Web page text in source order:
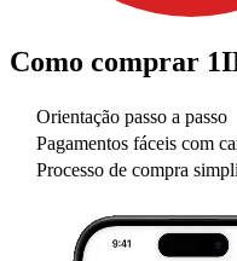
Como comprar
Orientação passo a passo
Pagamentos fáceis com
Processo de compra